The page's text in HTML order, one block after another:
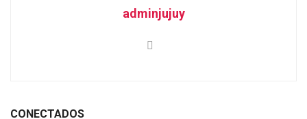
adminjujuy
CONECTADOS